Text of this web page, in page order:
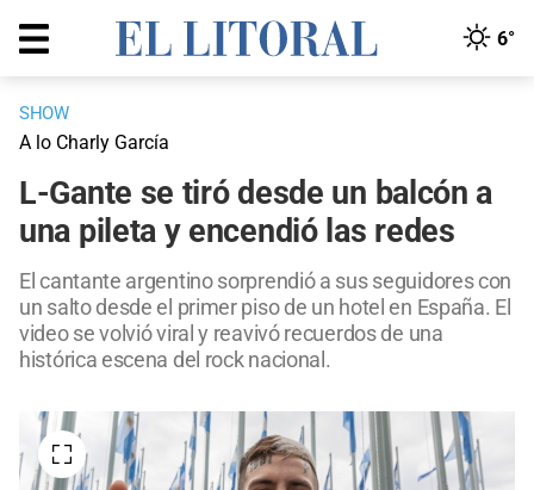
6°
SHOW
A lo Charly García
L-Gante se tiró desde un balcón a
una pileta y encendió las redes
El cantante argentino sorprendió a sus seguidores con
un salto desde el primer piso de un hotel en España. El
video se volvió viral y reavivó recuerdos de una
histórica escena del rock nacional.